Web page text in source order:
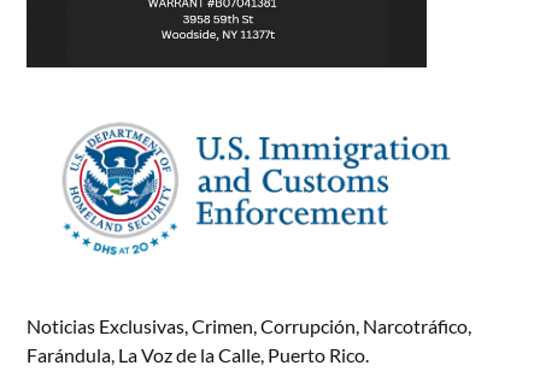
Noticias Exclusivas, Crimen, Corrupción, Narcotráfico,
Farándula, La Voz de la Calle, Puerto Rico.